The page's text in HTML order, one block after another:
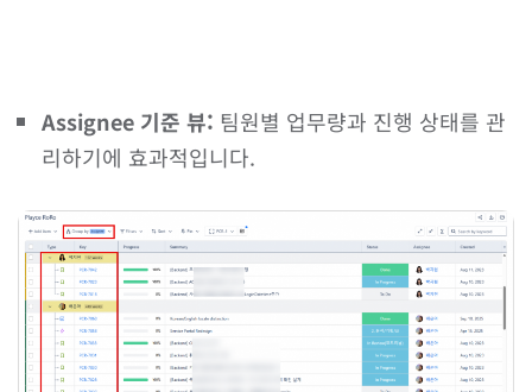
Assignee 기준 뷰: 팀원별 업무량과 진행 상태를 관
리하기에 효과적입니다.